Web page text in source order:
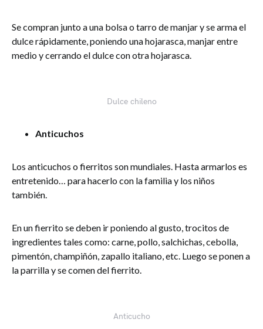
Se compran junto a una bolsa o tarro de manjar y se arma el
dulce rápidamente, poniendo una hojarasca, manjar entre
medio y cerrando el dulce con otra hojarasca.
Dulce chileno
Anticuchos
Los anticuchos o fierritos son mundiales. Hasta armarlos es
entretenido… para hacerlo con la familia y los niños
también.
En un fierrito se deben ir poniendo al gusto, trocitos de
ingredientes tales como: carne, pollo, salchichas, cebolla,
pimentón, champiñón, zapallo italiano, etc. Luego se ponen a
la parrilla y se comen del fierrito.
Anticucho